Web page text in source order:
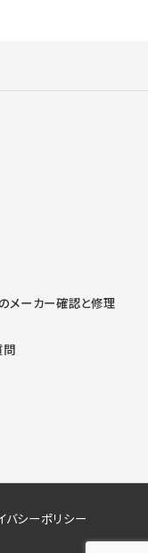
のメーカー確認と修理
問
バシーポリシー